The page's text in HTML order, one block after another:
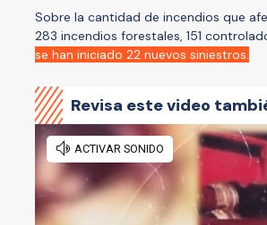
Sobre la cantidad de incendios que
283 incendios forestales, 151
se han iniciado 22 nuevos siniestros.
Revisa este video